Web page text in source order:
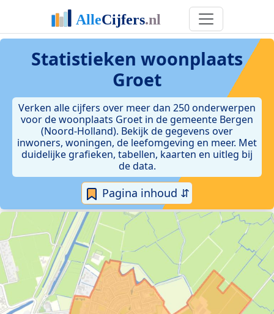
Statistieken woonplaats
Groet
Verken alle cijfers over meer dan 250 onderwerpen
voor de woonplaats Groet in de gemeente Bergen
(Noord-Holland). Bekijk de gegevens over
inwoners, woningen, de leefomgeving en meer. Met
duidelijke grafieken, tabellen, kaarten en uitleg bij
de data.
Pagina inhoud ⇵